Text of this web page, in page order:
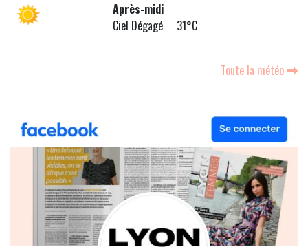
Après-midi
Ciel Dégagé 31°C
Toute la météo